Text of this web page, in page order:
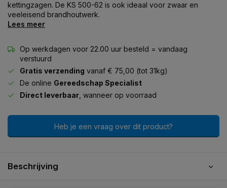
kettingzagen. De KS 500-62 is ook ideaal voor zwaar en
veeleisend brandhoutwerk.
Lees meer
Op werkdagen voor 22.00 uur besteld = vandaag
verstuurd
Gratis verzending vanaf € 75,00 (tot 31kg)
De online Gereedschap Specialist
Direct leverbaar , wanneer op voorraad
Heb je een vraag over dit product?
Beschrijving